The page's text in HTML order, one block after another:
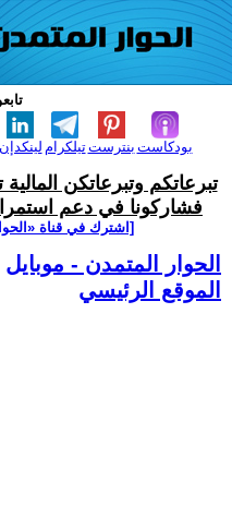
لينكدإن تيلكرامبنترست بودكاست
تبرعاتكم وتبرعاتكن
فشاركونا في دعم
[اشترك في قناة
الحوار المتمدن - موبايل
الموقع الرئيسي